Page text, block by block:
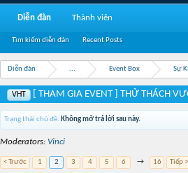
Diễn đàn ... Event Box Sự
VHT [ THAM GIA EVENT ] THỬ THÁCH
Trạng thái chủ đề: Không mở trả lời sau này.
Moderators: Vinci
< Trước 1 2 3 4 5 6 → 16 Tiếp >
Diễn đàn
Tìm kiếm diễn đàn Recent Posts
Thành viên